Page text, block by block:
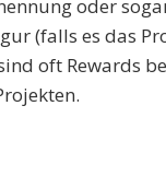
oder
(falls es das
oft Rewards